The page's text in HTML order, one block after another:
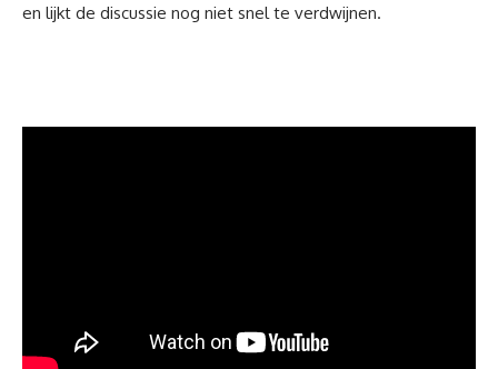
en lijkt de discussie nog niet snel te verdwijnen.